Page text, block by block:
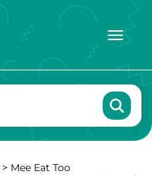
> Mee Eat Too